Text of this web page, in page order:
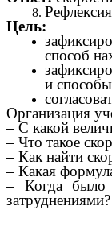
Цель:
способ
и
Организация
– С какой
– Что такое
– Как найти
– Какая
– Когда было